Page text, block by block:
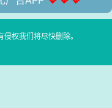
权我们将尽快删除。